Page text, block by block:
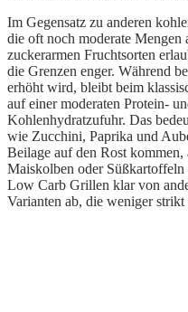
Im Gegensatz zu anderen
die oft noch moderate Mengen
zuckerarmen Fruchtsorten
die Grenzen enger. Während
erhöht wird, bleibt beim
auf einer moderaten Protein-
Kohlenhydratzufuhr. Das
wie Zucchini, Paprika und
Beilage auf den Rost
Maiskolben oder Süßkartoffeln
Low Carb Grillen klar von
Varianten ab, die weniger